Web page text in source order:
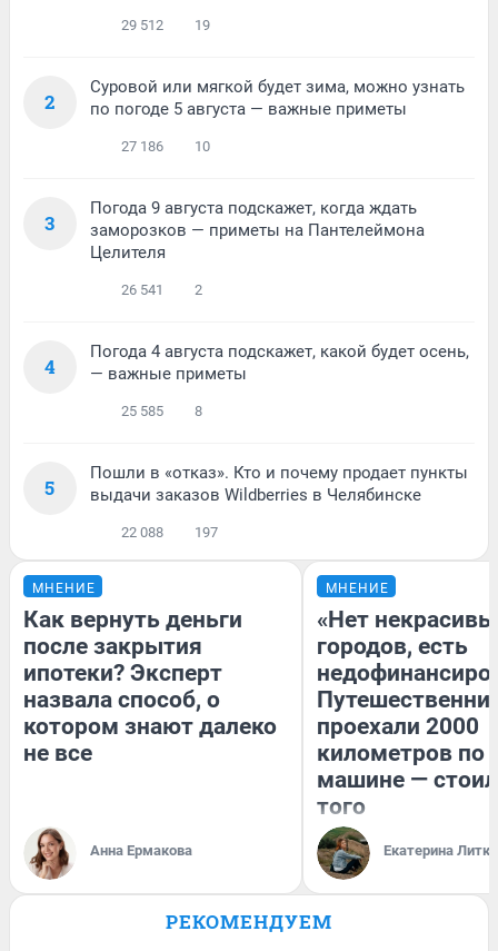
29 512 19
2
Суровой или мягкой будет зима, можно узнать
по погоде 5 августа — важные приметы
27 186 10
3
Погода 9 августа подскажет, когда ждать
заморозков — приметы на Пантелеймона
Целителя
26 541 2
4
Погода 4 августа подскажет, какой будет осень,
— важные приметы
25 585 8
5
Пошли в «отказ». Кто и почему продает пункты
выдачи заказов Wildberries в Челябинске
22 088 197
МНЕНИЕ
Как вернуть деньги
после закрытия
ипотеки? Эксперт
назвала способ, о
котором знают далеко
не все
Анна Ермакова
МНЕНИЕ
«Нет
городов, есть
проехали 2000
километров по
машине —
того
Екатерина
РЕКОМЕНДУЕМ